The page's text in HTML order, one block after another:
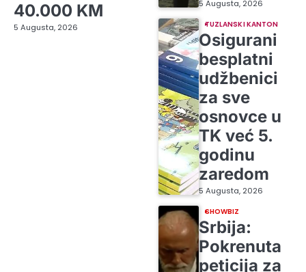
40.000 KM
5 Augusta, 2026
5 Augusta, 2026
TUZLANSKI KANTON
Osigurani
besplatni
udžbenici
za sve
osnovce u
TK već 5.
godinu
zaredom
5 Augusta, 2026
SHOWBIZ
Srbija:
Pokrenuta
peticija za